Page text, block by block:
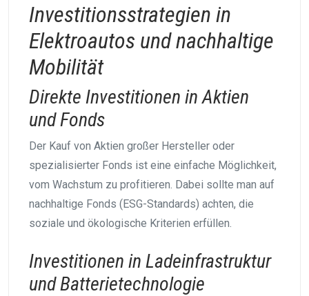
Investitionsstrategien in
Elektroautos und nachhaltige
Mobilität
Direkte Investitionen in Aktien
und Fonds
Der Kauf von Aktien großer Hersteller oder
spezialisierter Fonds ist eine einfache Möglichkeit,
vom Wachstum zu profitieren. Dabei sollte man auf
nachhaltige Fonds (ESG-Standards) achten, die
soziale und ökologische Kriterien erfüllen.
Investitionen in Ladeinfrastruktur
und Batterietechnologie